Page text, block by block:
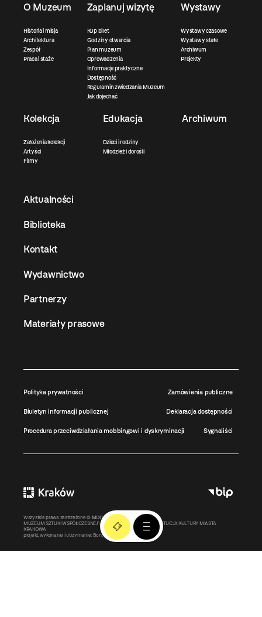
O Muzeum
Historia i misja
Architektura
Zespół
Praca i staże
Zaplanuj wizytę
Kup bilet
Godziny otwarcia
Plan muzeum
Oprowadzenia
Informacje praktyczne
Dostępność
Regulamin zwiedzania Muzeum
Jak dojechać
Wystawy
Wystawy czasowe
Wystawy stałe
Archiwum
Projekty
Kolekcja
Założenia kolekcji
Artyści
Filmy
Edukacja
Dzieci i rodziny
Młodzież i dorośli
Archiwum
Aktualności
Biblioteka
Kontakt
Wydawnictwo
Partnerzy
Materiały prasowe
Polityka prywatności Zamówienia publiczne
Biuletyn informacji publicznej Deklaracja dostępności
Procedura przeciwdziałania mobbingowi i dyskryminacji Sygnaliści
Wszystkie prawa zastrzeżone © MOCAK2011-2026
MUZEUM SZTUKI WSPÓŁCZESNEJ W KRAKOWIE MOCAK – INSTYTUCJA KULTURY MIASTA
KRAKOWA
projekt, wykonanie i utrzymanie: Bonjour.pl